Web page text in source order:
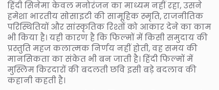
हिंदी सिनेमा केवल मनोरंजन का माध्यम नहीं रहा, उसने
हमेशा भारतीय सोसाइटी की सामूहिक स्मृति, राजनीतिक
परिस्थितियों और सांस्कृतिक रिश्तों को आकार देने का काम
भी किया है। यही कारण है कि फिल्मों में किसी समुदाय की
प्रस्तुति महज कलात्मक निर्णय नहीं होती, वह समय की
मानसिकता का संकेत भी बन जाती है। हिंदी फिल्मों में
मुस्लिम किरदारों की बदलती छवि इसी बड़े बदलाव की
कहानी कहती है।